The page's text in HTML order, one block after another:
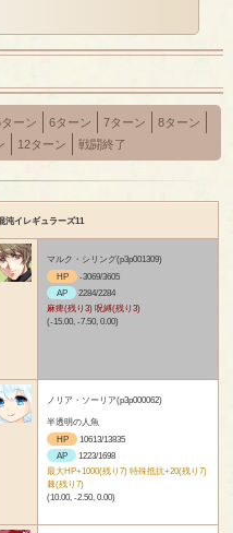
ーン 6ターン 7ターン
8ターン
12ターン 戦闘終了
沌イレギュラーズ11
マルク・シリング(p3p001309)
HP
-3069/3605
AP
2284/2284
麻痺(残り3) 呪縛(残り3)
(-15.00, -7.50, 0.00)
ノリア・ソーリア(p3p000062)
半透明の人魚
HP
10613/13835
AP
1223/1698
最大HP+1000(残り7) 特殊抵抗+20(残り7)
棘(残り7)
(10.00, -2.50, 0.00)